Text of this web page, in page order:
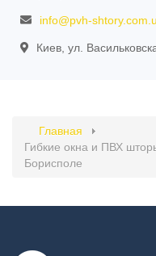
info@pvh-
Киев, ул.
Главная
Гибкие окна и ПВХ
Борисполе